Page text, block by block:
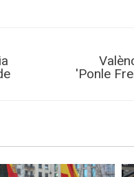
'Ponle